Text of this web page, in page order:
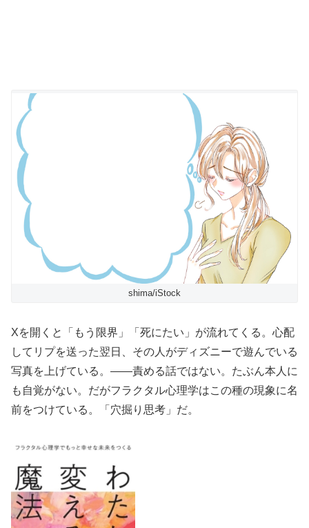
shima/iStock
Xを開くと「もう限界」「死にたい」が流れてくる。心配
してリプを送った翌日、その人がディズニーで遊んでいる
写真を上げている。——責める話ではない。たぶん本人に
も自覚がない。だがフラクタル心理学はこの種の現象に名
前をつけている。「穴掘り思考」だ。